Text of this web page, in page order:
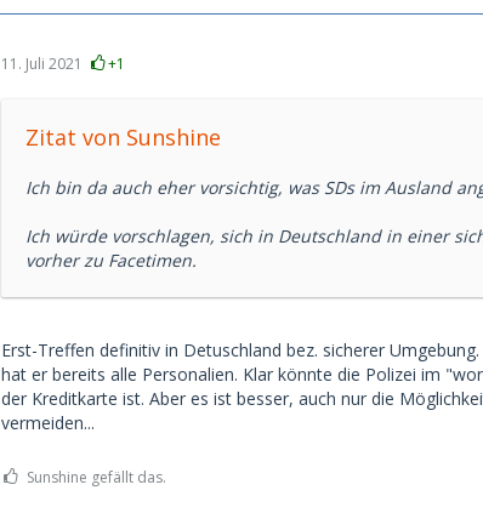
11. Juli 2021 +1
Zitat von Sunshine
Ich bin da auch eher vorsichtig, was SDs im Ausland
Ich würde vorschlagen, sich in Deutschland in einer
vorher zu Facetimen.
Erst-Treffen definitiv in Detuschland bez. sicherer
hat er bereits alle Personalien. Klar könnte die Polizei im
der Kreditkarte ist. Aber es ist besser, auch nur die
vermeiden...
Sunshine gefällt das.